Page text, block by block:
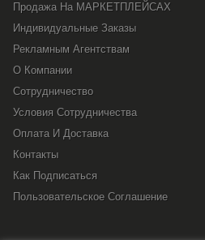
Продажа На МАРКЕТПЛЕЙСАХ
Индивидуальные Заказы
Рекламным Агентствам
О Компании
Сотрудничество
Условия Сотрудничества
Оплата И Доставка
Контакты
Как Подписаться
Пользовательское Соглашение